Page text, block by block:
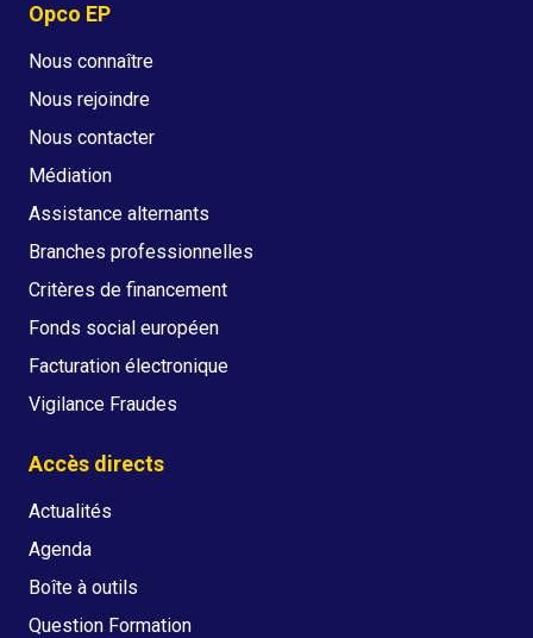
Opco EP
Nous connaître
Nous rejoindre
Nous contacter
Médiation
Assistance alternants
Branches professionnelles
Critères de financement
Fonds social européen
Facturation électronique
Vigilance Fraudes
Accès directs
Actualités
Agenda
Boîte à outils
Question Formation